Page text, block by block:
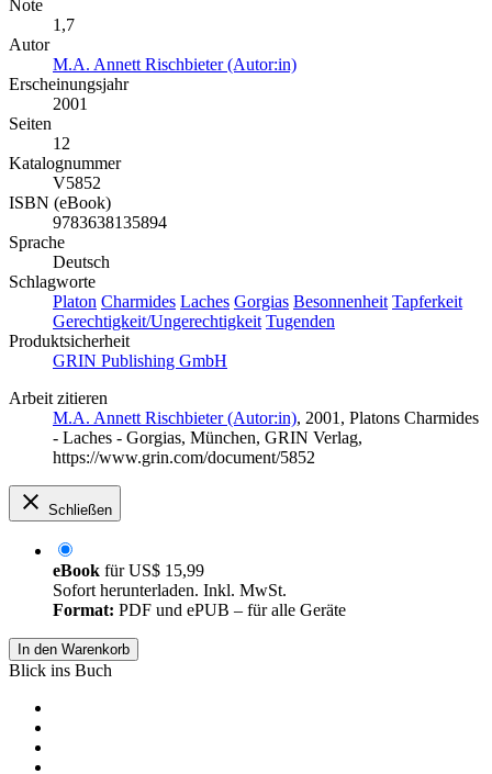
Note
1,7
Autor
M.A. Annett Rischbieter (Autor:in)
Erscheinungsjahr
2001
Seiten
12
Katalognummer
V5852
ISBN (eBook)
9783638135894
Sprache
Deutsch
Schlagworte
Platon Charmides Laches Gorgias Besonnenheit Tapferkeit
Gerechtigkeit/Ungerechtigkeit Tugenden
Produktsicherheit
GRIN Publishing GmbH
Arbeit zitieren
M.A. Annett Rischbieter (Autor:in), 2001, Platons Charmides
- Laches - Gorgias, München, GRIN Verlag,
https://www.grin.com/document/5852
Schließen
eBook fürUS$ 15,99
Sofort herunterladen. Inkl. MwSt.
Format: PDF und ePUB – für alle Geräte
In den Warenkorb
Blick ins Buch